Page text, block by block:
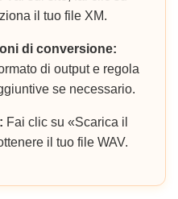
il tuo file XM.
di conversione:
di output e regola
se necessario.
Fai clic su «Scarica il
il tuo file WAV.